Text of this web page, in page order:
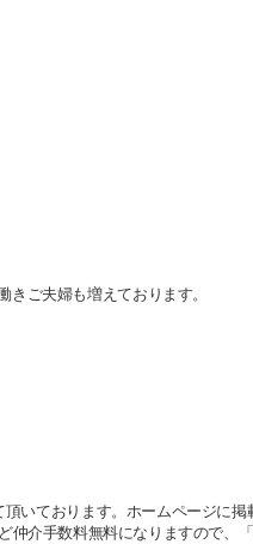
ご夫婦も増えております。
いております。ホームページに掲
仲介手数料無料になりますので、